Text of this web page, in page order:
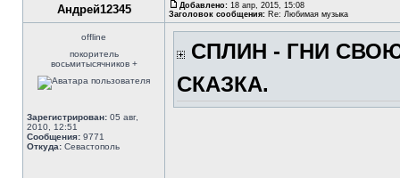
Андрей12345 Добавлено: 18 апр, 2015, 15:08
Заголовок сообщения: Re: Любимая музыка
offline
покоритель
восьмитысячников +
Зарегистрирован: 05 авг,
2010, 12:51
Сообщения: 9771
Откуда: Севастополь
СПЛИН - ГНИ
СКАЗКА.